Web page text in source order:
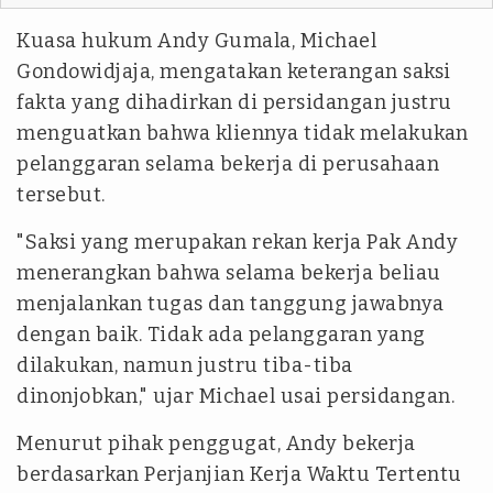
Kuasa hukum Andy Gumala, Michael
Gondowidjaja, mengatakan keterangan saksi
fakta yang dihadirkan di persidangan justru
menguatkan bahwa kliennya tidak melakukan
pelanggaran selama bekerja di perusahaan
tersebut.
"Saksi yang merupakan rekan kerja Pak Andy
menerangkan bahwa selama bekerja beliau
menjalankan tugas dan tanggung jawabnya
dengan baik. Tidak ada pelanggaran yang
dilakukan, namun justru tiba-tiba
dinonjobkan," ujar Michael usai persidangan.
Menurut pihak penggugat, Andy bekerja
berdasarkan Perjanjian Kerja Waktu Tertentu